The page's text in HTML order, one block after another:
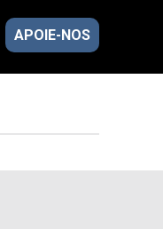
APOIE-NOS